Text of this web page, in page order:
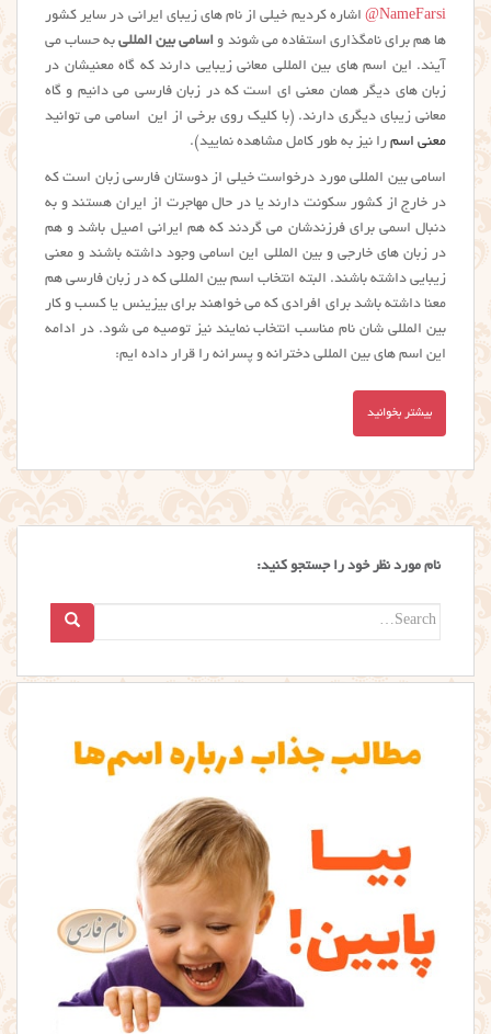
NameFarsi@
اشاره کردیم خیلی از نام های زیبای ایرانی در سایر کشور
ها هم برای نامگذاری استفاده می شوند و اسامی بین المللیبه حساب می
آیند. این اسم های بین المللی معانی زیبایی دارند که گاه معنیشان در
زبان های دیگر همان معنی ای است که در زبان فارسی می دانیم و گاه
معانی زیبای دیگری دارند. (با کلیک روی برخی از این اسامی می توانید
معنی اسم را نیز به طور کامل مشاهده نمایید).
اسامی بین المللی مورد درخواست خیلی از دوستان فارسی زبان است که
در خارج از کشور سکونت دارند یا در حال مهاجرت از ایران هستند و به
دنبال اسمی برای فرزندشان می گردند که هم ایرانی اصیل باشد و هم
در زبان های خارجی و بین المللی این اسامی وجود داشته باشند و معنی
زیبایی داشته باشند. البته انتخاب اسم بین المللی که در زبان فارسی هم
معنا داشته باشد برای افرادی که می خواهند برای بیزینس یا کسب و کار
بین المللی شان نام مناسب انتخاب نمایند نیز توصیه می شود. در ادامه
این اسم های بین المللی دخترانه و پسرانه را قرار داده ایم:
بیشتر بخوانید
نام مورد نظر خود را جستجو کنید:
Search